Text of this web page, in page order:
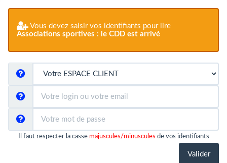
Vous devez saisir vos identifiants pour lire
Associations sportives : le CDD est arrivé
Il faut respecter la casse majuscules/minuscules de vos identifiants